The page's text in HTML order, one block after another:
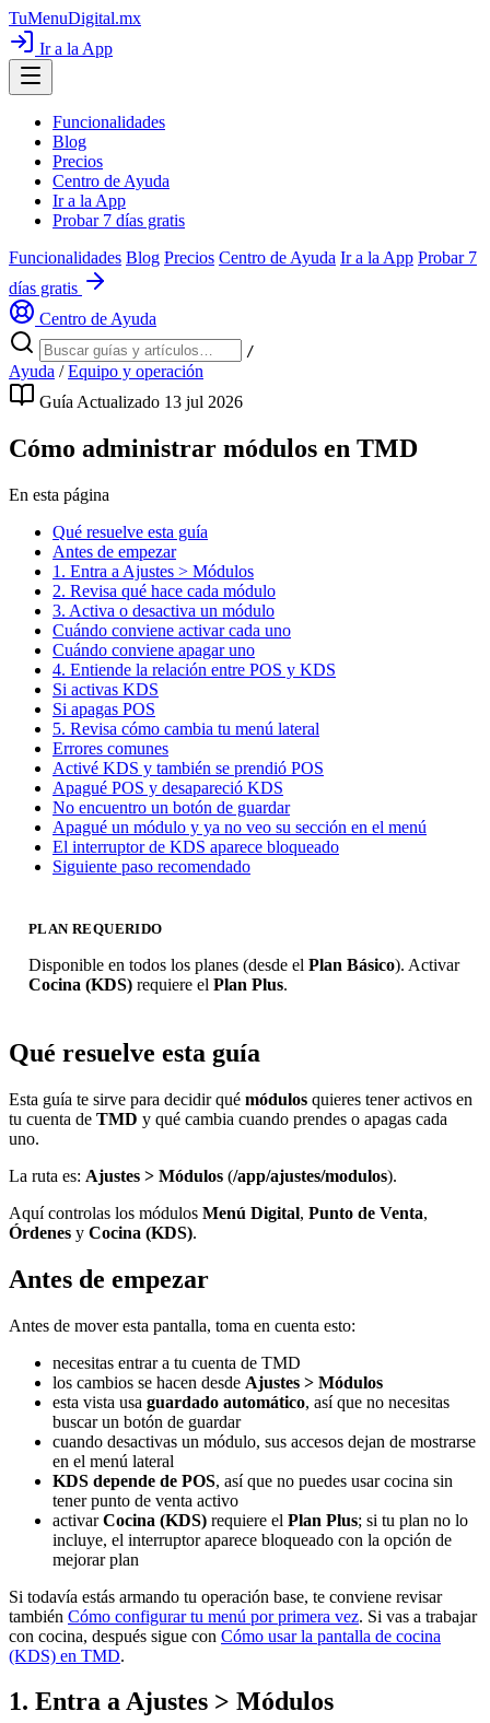
TuMenuDigital.mx
Ir a la App
Funcionalidades
Blog
Precios
Centro de Ayuda
Ir a la App
Probar 7 días gratis
Funcionalidades Blog Precios Centro de Ayuda Ir a la App Probar 7
días gratis
Centro de Ayuda
/
Ayuda / Equipo y operación
Guía Actualizado 13 jul 2026
Cómo administrar módulos en TMD
En esta página
Qué resuelve esta guía
Antes de empezar
1. Entra a Ajustes > Módulos
2. Revisa qué hace cada módulo
3. Activa o desactiva un módulo
Cuándo conviene activar cada uno
Cuándo conviene apagar uno
4. Entiende la relación entre POS y KDS
Si activas KDS
Si apagas POS
5. Revisa cómo cambia tu menú lateral
Errores comunes
Activé KDS y también se prendió POS
Apagué POS y desapareció KDS
No encuentro un botón de guardar
Apagué un módulo y ya no veo su sección en el menú
El interruptor de KDS aparece bloqueado
Siguiente paso recomendado
PLAN REQUERIDO
Disponible en todos los planes (desde el Plan Básico). Activar
Cocina (KDS) requiere el Plan Plus.
Qué resuelve esta guía
Esta guía te sirve para decidir qué módulos quieres tener activos en
tu cuenta de TMD y qué cambia cuando prendes o apagas cada
uno.
La ruta es: Ajustes > Módulos (/app/ajustes/modulos).
Aquí controlas los módulos Menú Digital, Punto de Venta,
Órdenes y Cocina (KDS).
Antes de empezar
Antes de mover esta pantalla, toma en cuenta esto:
necesitas entrar a tu cuenta de TMD
los cambios se hacen desde Ajustes > Módulos
esta vista usa guardado automático, así que no necesitas
buscar un botón de guardar
cuando desactivas un módulo, sus accesos dejan de mostrarse
en el menú lateral
KDS depende de POS, así que no puedes usar cocina sin
tener punto de venta activo
activarCocina (KDS) requiere el Plan Plus; si tu plan no lo
incluye, el interruptor aparece bloqueado con la opción de
mejorar plan
Si todavía estás armando tu operación base, te conviene revisar
también Cómo configurar tu menú por primera vez. Si vas a trabajar
con cocina, después sigue con Cómo usar la pantalla de cocina
(KDS) en TMD.
1. Entra a Ajustes > Módulos